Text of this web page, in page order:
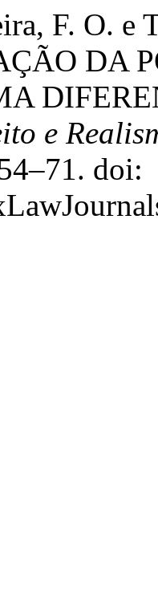
F. O. e
DA
e
doi: